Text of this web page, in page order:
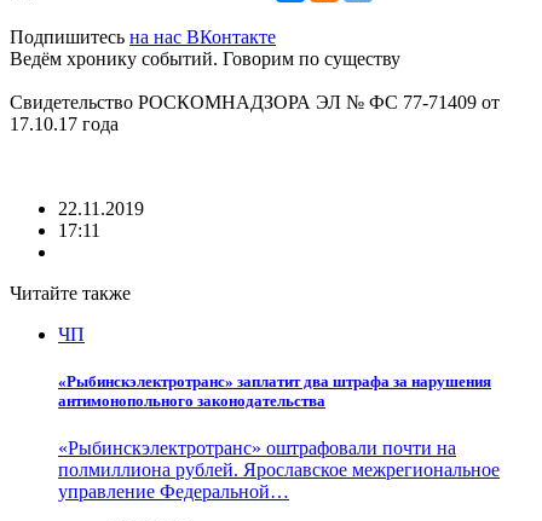
Подпишитесь на нас ВКонтакте
Ведём хронику событий. Говорим по существу
Свидетельство РОСКОМНАДЗОРА ЭЛ № ФС 77-71409 от
17.10.17 года
22.11.2019
17:11
Читайте также
ЧП
«Рыбинскэлектротранс» заплатит два штрафа за нарушения
антимонопольного законодательства
«Рыбинскэлектротранс» оштрафовали почти на
полмиллиона рублей. Ярославское межрегиональное
управление Федеральной…